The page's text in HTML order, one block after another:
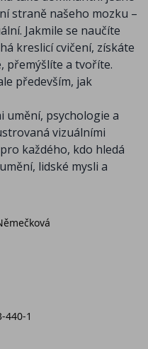
straně našeho mozku –
Jakmile se naučíte
kreslicí cvičení, získáte
přemýšlíte a tvoříte.
především, jak
umění, psychologie a
vizuálními
každého, kdo hledá
lidské mysli a
440-1